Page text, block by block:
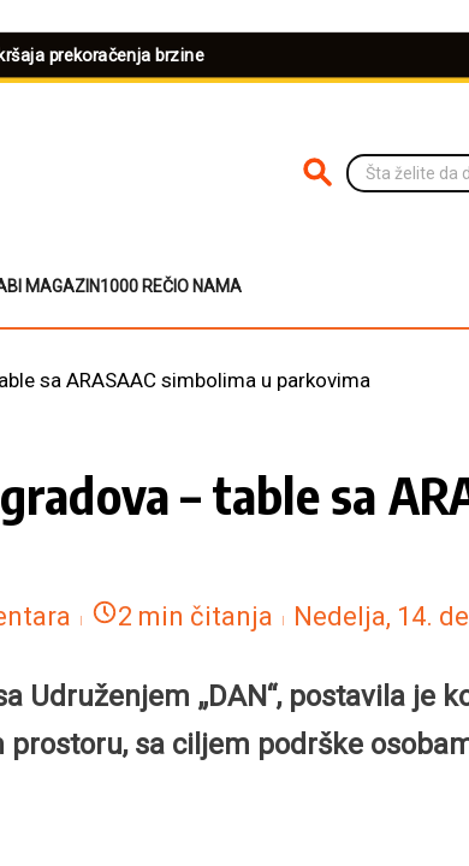
prekoračenja brzine
MAGAZIN1000 REČIO NAMA
PRETRAŽI NA
sa ARASAAC simbolima u parkovima
– table sa
2 min čitanja Nedelja, 14.
Udruženjem „DAN“, postavila
sa ciljem podrške